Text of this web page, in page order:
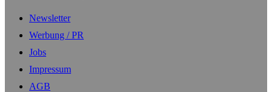
Newsletter
Werbung / PR
Jobs
Impressum
AGB